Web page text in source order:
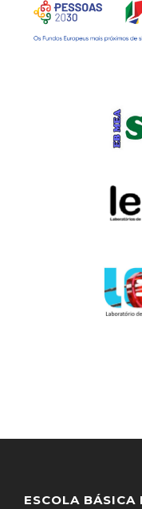
ESCOLA BÁSICA